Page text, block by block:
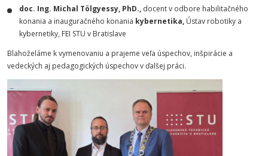
doc. Ing. Michal Tölgyessy, PhD., docent v odbore habilitačného
konania a inauguračného konania kybernetika, Ústav robotiky a
kybernetiky, FEI STU v Bratislave
Blahoželáme k vymenovaniu a prajeme veľa úspechov, inšpirácie a
vedeckých aj pedagogických úspechov v ďalšej práci.